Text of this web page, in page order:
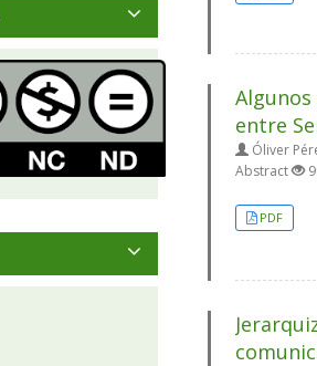
entre
Óliver
Abstract
PDF